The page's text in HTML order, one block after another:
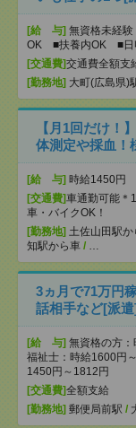
[給 与] 無資格未経
OK ■扶養内OK ■日
[交通費]交通費全額支
[勤務地] 大町(広島県)
【月1回だけ！
体測定や採血！
[給 与] 時給1450円
[交通費]車通勤可能
車・バイクOK！
[勤務地] 土佐山田駅か
知駅から車 / …
3ヵ月で71万円
話相手など[派
[給 与] 無資格の方
福祉士：時給1600円
1450円～1812円
[交通費]全額支給
[勤務地] 郵便局前駅 /